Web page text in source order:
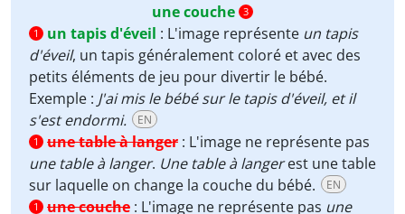
une couche 3
1
un tapis d'éveil : L'image représente un tapis
d'éveil, un tapis généralement coloré et avec des
petits éléments de jeu pour divertir le bébé.
Exemple : J'ai mis le bébé sur le tapis d'éveil, et il
s'est endormi.
EN
1 une table à langer : L'image ne représente pas
une table à langer. Une table à langerest une table
sur laquelle on change la couche du bébé.
EN
1 une couche : L'image ne représente pas une